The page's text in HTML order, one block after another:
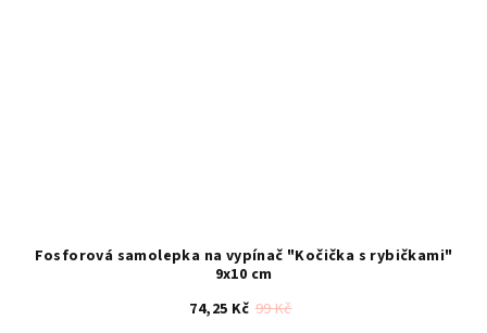
Fosforová samolepka na vypínač "Kočička s rybičkami"
9x10 cm
74,25 Kč 99 Kč